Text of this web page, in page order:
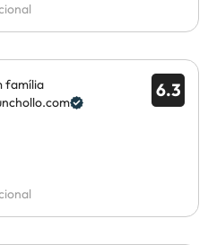
6.3
família